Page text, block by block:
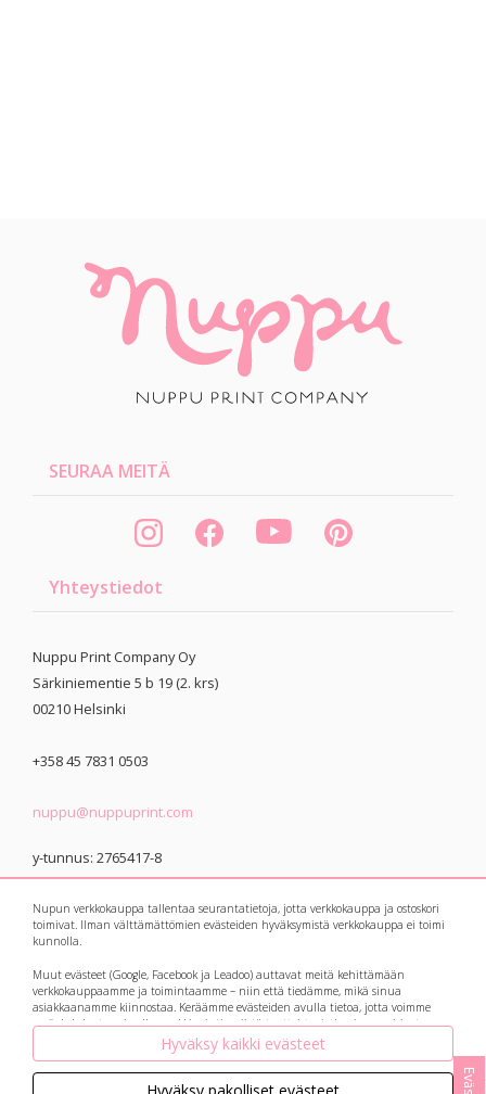
SEURAA MEITÄ
Yhteystiedot
Nuppu Print Company Oy
Särkiniementie 5 b 19 (2. krs)
00210Helsinki
+358 45 7831 0503
nuppu@nuppuprint.com
y-tunnus: 2765417-8
© 2021 Nuppu Print
Company
Tietosuojaseloste
Nupun verkkokauppa tallentaa seurantatietoja, jotta verkkokauppa ja ostoskori
toimivat. Ilman välttämättömien evästeiden hyväksymistä verkkokauppa ei toimi
kunnolla.
Muut evästeet (Google, Facebook ja Leadoo) auttavat meitä kehittämään
verkkokauppaamme ja toimintaamme – niin että tiedämme, mikä sinua
asiakkaanamme kiinnostaa. Keräämme evästeiden avulla tietoa, jotta voimme
myös kohdentaa sinulle markkinointia niistä tuotteista, jotka sinua voisivat
kiinnostaa. Botit eli avautuvat keskusteluikkunat ja suosittelukoneet keräävät
myös tietoa kysymyksistäsi ja vastauksistasi, ja ne auttavat meitä vastaamaan ja
palvelemaan jatkossa vielä paremmin!
Hyväksy kaikki evästeet